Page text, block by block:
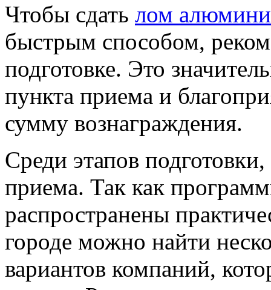
Чтобы сдать лом
быстрым способом,
подготовке. Это
пункта приема и
сумму вознаграждения.
Среди этапов
приема. Так как
распространены
городе можно найти
вариантов компаний,